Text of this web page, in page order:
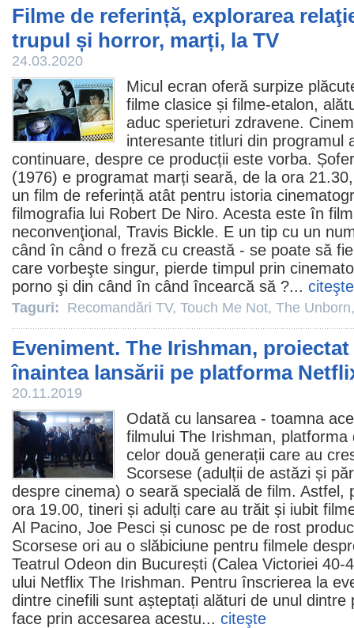
Filme de referință, explorarea
trupul și horror, marți, la TV
24.03.2020
Micul ecran oferă surpize
filme clasice și filme-etalon,
aduc sperieturi zdravene.
interesante titluri din programul
continuare, despre ce producții este vorba.
(1976) e programat marți seară, de la ora
un film de referință atât pentru istoria
filmografia lui Robert De Niro. Acesta este în
neconvenţional, Travis Bickle. E un tip cu un
când în când o freză cu creastă - se poate să
care vorbeşte singur, pierde timpul prin
porno şi din când în când încearcă să ?... citeşte
Taguri: Recomandări TV, Touch Me Not, The Unborn
Eveniment. The Irishman,
înaintea lansării pe platforma
20.11.2019
Odată cu lansarea - toamna
filmului The Irishman, platforma
celor două generații care au
Scorsese (adulții de astăzi și
despre cinema) o seară specială de film. Astfel,
ora 19.00, tineri și adulți care au trăit și iubit
Al Pacino, Joe Pesci și cunosc pe de rost
Scorsese ori au o slăbiciune pentru filmele
Teatrul Odeon din București (Calea Victoriei 40-
ului Netflix The Irishman. Pentru înscrierea la
dintre cinefili sunt așteptați alături de unul dintre
face prin accesarea acestu... citeşte